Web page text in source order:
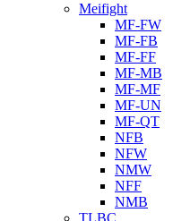
Meifight
MF-FW
MF-FB
MF-FF
MF-MB
MF-MF
MF-UN
MF-QT
NFB
NFW
NMW
NFF
NMB
TLBC